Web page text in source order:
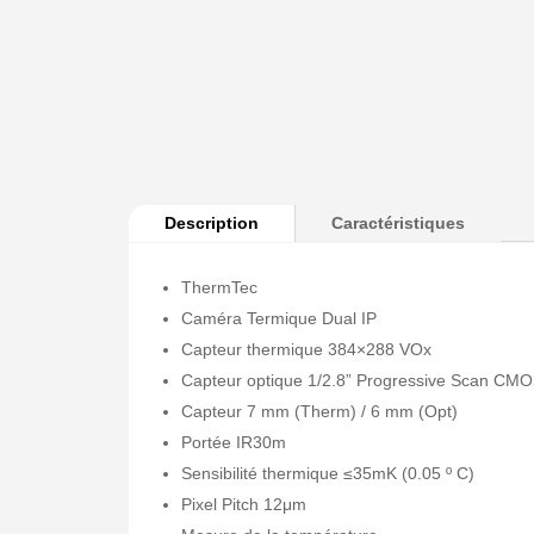
Description Caractéristiques
ThermTec
Caméra Termique Dual IP
Capteur thermique 384×288 VOx
Capteur optique 1/2.8” Progressive Scan
Capteur 7 mm (Therm) / 6 mm (Opt)
Portée IR30m
Sensibilité thermique ≤35mK (0.05 º C)
Pixel Pitch 12μm